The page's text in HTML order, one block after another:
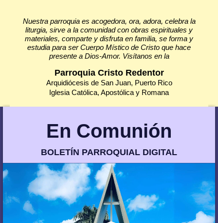
Nuestra parroquia es acogedora, ora, adora, celebra la
liturgia, sirve a la comunidad con obras espirituales y
materiales, comparte y disfruta en familia, se forma y
estudia para ser Cuerpo Místico de Cristo que hace
presente a Dios-Amor. Visítanos en la
Parroquia Cristo Redentor
Arquidiócesis de San Juan, Puerto Rico
Iglesia Católica, Apostólica y Romana
En Comunión
BOLETÍN PARROQUIAL DIGITAL